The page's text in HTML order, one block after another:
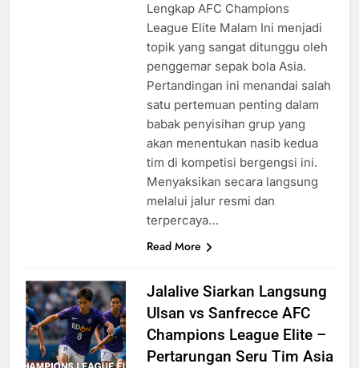
Lengkap AFC Champions
League Elite Malam Ini menjadi
topik yang sangat ditunggu oleh
penggemar sepak bola Asia.
Pertandingan ini menandai salah
satu pertemuan penting dalam
babak penyisihan grup yang
akan menentukan nasib kedua
tim di kompetisi bergengsi ini.
Menyaksikan secara langsung
melalui jalur resmi dan
terpercaya…
Read More
Jalalive Siarkan Langsung
Ulsan vs Sanfrecce AFC
Champions League Elite –
Pertarungan Seru Tim Asia